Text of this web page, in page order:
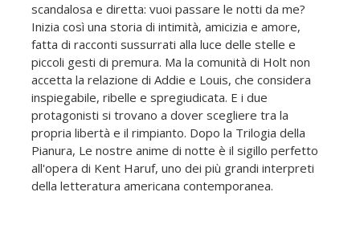
scandalosa e diretta: vuoi passare le notti da me?
Inizia così una storia di intimità, amicizia e amore,
fatta di racconti sussurrati alla luce delle stelle e
piccoli gesti di premura. Ma la comunità di Holt non
accetta la relazione di Addie e Louis, che considera
inspiegabile, ribelle e spregiudicata. E i due
protagonisti si trovano a dover scegliere tra la
propria libertà e il rimpianto. Dopo la Trilogia della
Pianura, Le nostre anime di notte è il sigillo perfetto
all'opera di Kent Haruf, uno dei più grandi interpreti
della letteratura americana contemporanea.